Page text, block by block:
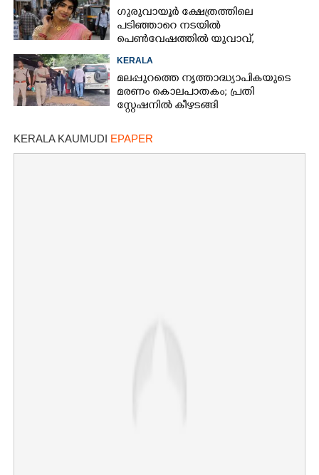
ഗുരുവായൂർ ക്ഷേത്രത്തിലെ
പടിഞ്ഞാറെ നടയിൽ
പെൺവേഷത്തിൽ യുവാവ്,​
കസ്റ്റഡിയിലെടുത്തപ്പോൾ
തെളിഞ്ഞത് വൻഗൂഢാലോചന
KERALA
മലപ്പുറത്തെ നൃത്താദ്ധ്യാപികയുടെ
മരണം കൊലപാതകം; പ്രതി
സ്റ്റേഷനിൽ കീഴടങ്ങി
KERALA KAUMUDI EPAPER